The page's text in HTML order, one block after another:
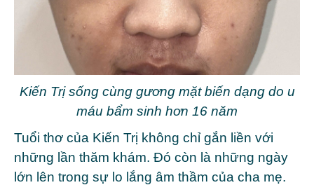
Kiến Trị sống cùng gương mặt biến dạng do u
máu bẩm sinh hơn 16 năm
Tuổi thơ của Kiến Trị không chỉ gắn liền với
những lần thăm khám. Đó còn là những ngày
lớn lên trong sự lo lắng âm thầm của cha mẹ.